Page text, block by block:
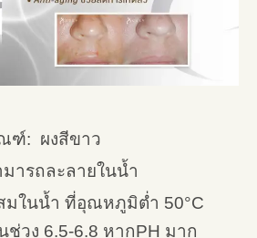
ฑ์: ผงสีขาว
ารถละลายในน้ำ
มในน้ำ ที่อุณหภูมิต่ำ 50°C
ช่วง 6.5-6.8 หากPH มาก